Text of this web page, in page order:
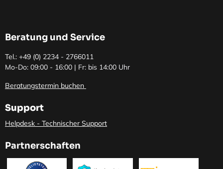
Beratung und Service
Tel.: +49 (0) 2234 - 2766011
Mo-Do: 09:00 - 16:00 | Fr: bis 14:00 Uhr
Beratungstermin buchen
Support
Helpdesk - Technischer Support
Partnerschaften